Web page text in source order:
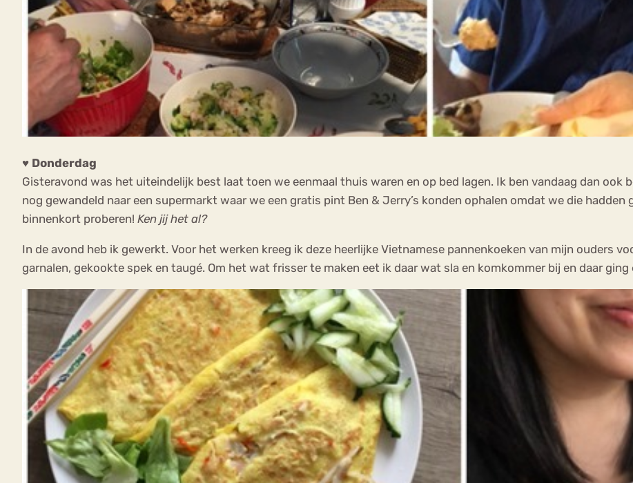
♥ Donderdag
Gisteravond was het uiteindelijk best laat toen we eenmaal thuis waren en op bed lagen. Ik ben vandaag dan ook
nog gewandeld naar een supermarkt waar we een gratis pint Ben & Jerry’s konden ophalen omdat we die hadden
binnenkort proberen! Ken jij het al?
In de avond heb ik gewerkt. Voor het werken kreeg ik deze heerlijke Vietnamese pannenkoeken van mijn ouders
garnalen, gekookte spek en taugé. Om het wat frisser te maken eet ik daar wat sla en komkommer bij en daar